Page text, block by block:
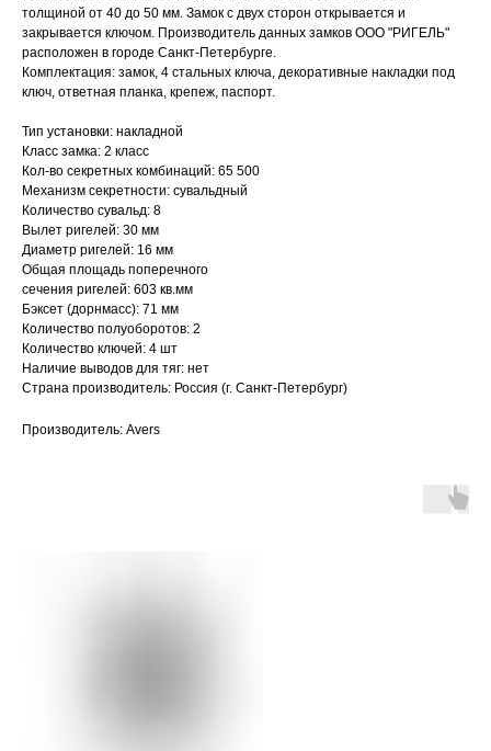
толщиной от 40 до 50 мм. Замок с двух сторон открывается и
закрывается ключом. Производитель данных замков ООО "РИГЕЛЬ"
расположен в городе Санкт-Петербурге.
Комплектация: замок, 4 стальных ключа, декоративные накладки под
ключ, ответная планка, крепеж, паспорт.
Тип установки: накладной
Класс замка: 2 класс
Кол-во секретных комбинаций: 65 500
Механизм секретности: сувальдный
Количество сувальд: 8
Вылет ригелей: 30 мм
Диаметр ригелей: 16 мм
Общая площадь поперечного
сечения ригелей: 603 кв.мм
Бэксет (дорнмасс): 71 мм
Количество полуоборотов: 2
Количество ключей: 4 шт
Наличие выводов для тяг: нет
Страна производитель: Россия (г. Санкт-Петербург)
Производитель: Avers